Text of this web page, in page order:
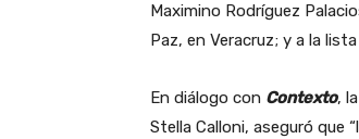
Maximino Rodríguez
Paz, en Veracruz; y a la
En diálogo con Contexto,
Stella Calloni, aseguró que